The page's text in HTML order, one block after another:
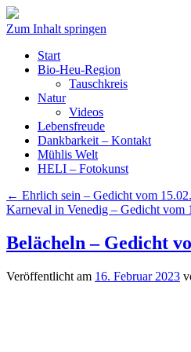
Zum Inhalt springen
Start
Bio-Heu-Region
Tauschkreis
Natur
Videos
Lebensfreude
Dankbarkeit – Kontakt
Mühlis Welt
HELI – Fotokunst
← Ehrlich sein – Gedicht vom
Karneval in Venedig – Gedicht vom
Belächeln – Gedicht
Veröffentlicht am 16. Februar 2023